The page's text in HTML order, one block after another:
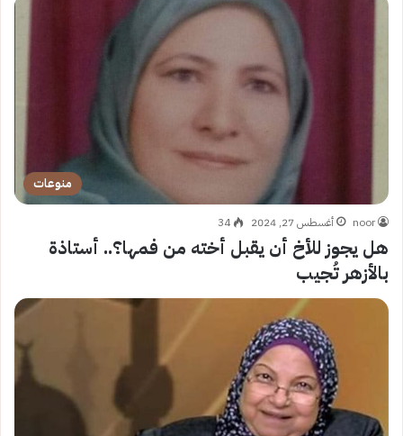
منوعات
noor أغسطس 27, 2024 34
هل يجوز للأخ أن يقبل أخته من فمها؟.. أستاذة
بالأزهر تُجيب